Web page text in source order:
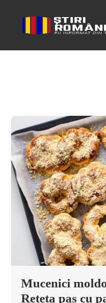
mucenici
Mucenici
Rețeta pas cu